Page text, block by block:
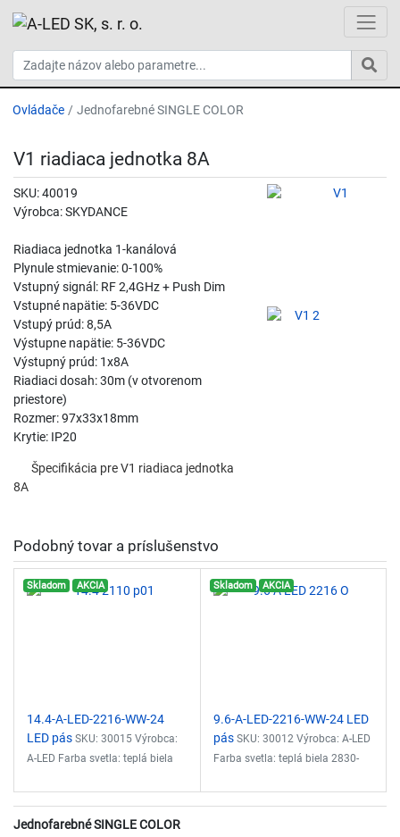
Ovládače Jednofarebné SINGLE COLOR
Jednofarebné SINGLE COLOR
V1 riadiaca jednotka 8A
SKU: 40019
Výrobca: SKYDANCE
Riadiaca jednotka 1-kanálová
Plynule stmievanie: 0-100%
Vstupný signál: RF 2,4GHz + Push Dim
Vstupné napätie: 5-36VDC
Vstupý prúd: 8,5A
Výstupne napätie: 5-36VDC
Výstupný prúd: 1x8A
Riadiaci dosah: 30m (v otvorenom
priestore)
Rozmer: 97x33x18mm
Krytie: IP20
Špecifikácia pre V1 riadiaca jednotka
8A
Podobný tovar a príslušenstvo
14.4-A-LED-2216-WW-24
LED pás SKU: 30015 Výrobca:
A-LED Farba svetla: teplá biela
Napätie: 24VDC CRI: Ra >90
Skladom AKCIA
9.6-A-LED-2216-WW-24 LED
pás SKU: 30012 Výrobca: A-LED
Farba svetla: teplá biela 2830-
Skladom AKCIA